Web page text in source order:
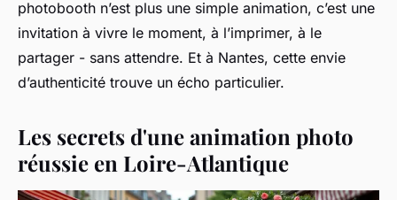
photobooth n’est plus une simple animation, c’est une
invitation à vivre le moment, à l’imprimer, à le
partager - sans attendre. Et à Nantes, cette envie
d’authenticité trouve un écho particulier.
Les secrets d'une animation photo
réussie en Loire-Atlantique